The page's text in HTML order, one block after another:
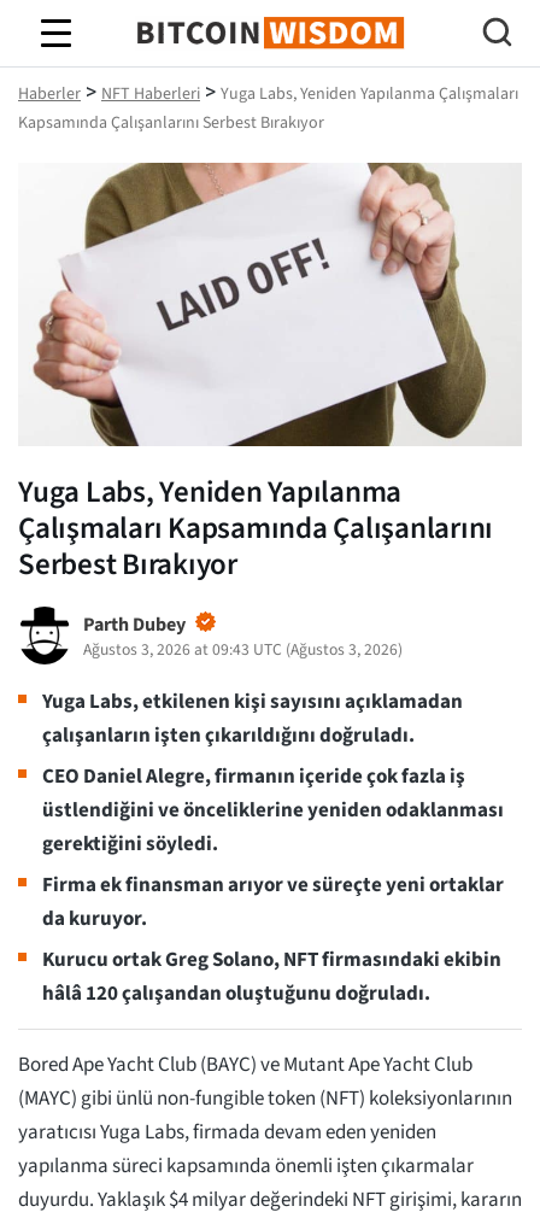
Bitcoin Bilgeliği
Haberler > NFT Haberleri > Yuga Labs, Yeniden Yapılanma Çalışmaları
Kapsamında Çalışanlarını Serbest Bırakıyor
Yuga Labs, Yeniden Yapılanma
Çalışmaları Kapsamında Çalışanlarını
Serbest Bırakıyor
Parth Dubey
Ağustos 3, 2026 at 09:43 UTC (Ağustos 3, 2026)
Yuga Labs, etkilenen kişi sayısını açıklamadan
çalışanların işten çıkarıldığını doğruladı.
CEO Daniel Alegre, firmanın içeride çok fazla iş
üstlendiğini ve önceliklerine yeniden odaklanması
gerektiğini söyledi.
Firma ek finansman arıyor ve süreçte yeni ortaklar
da kuruyor.
Kurucu ortak Greg Solano, NFT firmasındaki ekibin
hâlâ 120 çalışandan oluştuğunu doğruladı.
Bored Ape Yacht Club (BAYC) ve Mutant Ape Yacht Club
(MAYC) gibi ünlü non-fungible token (NFT) koleksiyonlarının
yaratıcısı Yuga Labs, firmada devam eden yeniden
yapılanma süreci kapsamında önemli işten çıkarmalar
duyurdu. Yaklaşık $4 milyar değerindeki NFT girişimi, kararın